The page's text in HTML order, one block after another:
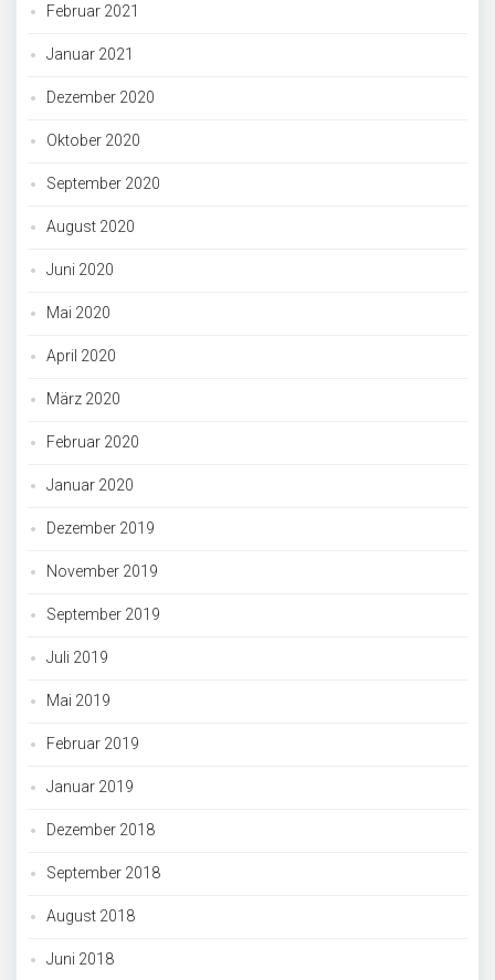
Februar 2021
Januar 2021
Dezember 2020
Oktober 2020
September 2020
August 2020
Juni 2020
Mai 2020
April 2020
März 2020
Februar 2020
Januar 2020
Dezember 2019
November 2019
September 2019
Juli 2019
Mai 2019
Februar 2019
Januar 2019
Dezember 2018
September 2018
August 2018
Juni 2018